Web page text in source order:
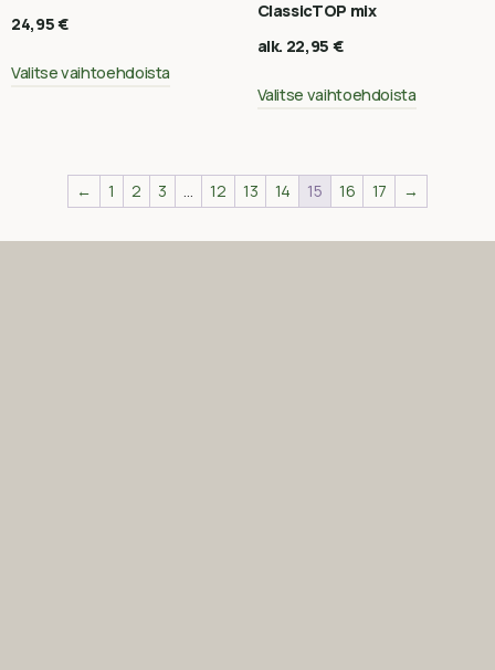
24,95€
Valitse vaihtoehdoista
ClassicTOP mix
alk. 22,95 €
Valitse vaihtoehdoista
← 1 2 3 … 12 13 14 15 16 17 →